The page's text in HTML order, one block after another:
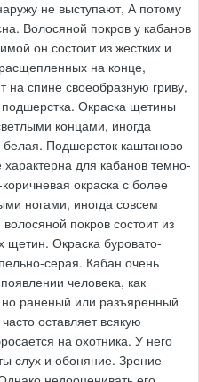
не выступают, А потому
Волосяной покров у кабанов
он состоит из жестких и
на конце,
на спине своеобразную гриву,
подшерстка. Окраска щетины
концами, иногда
белая. Подшерсток каштаново-
для кабанов темно-
окраска с более
ногами, иногда совсем
покров состоит из
щетин. Окраска буровато-
серая. Кабан очень
человека, как
но раненый или разъяренный
оставляет всякую
на охотника. У него
слух и обоняние. Зрение